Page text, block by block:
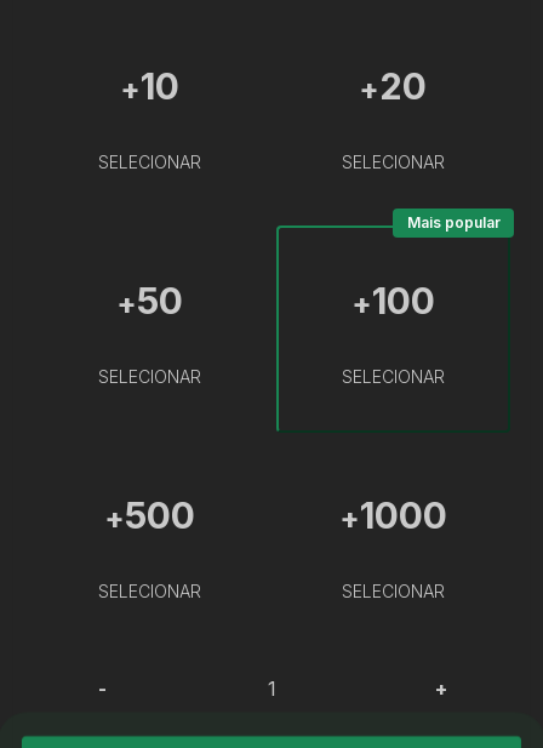
+10
SELECIONAR
+20
SELECIONAR
+50
SELECIONAR
+100
SELECIONAR
Mais popular
+500
SELECIONAR
+1000
SELECIONAR
- +